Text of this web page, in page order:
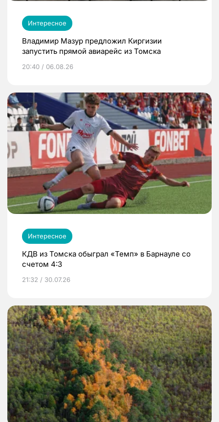
Интересное
Владимир Мазур предложил Киргизии
запустить прямой авиарейс из Томска
20:40 / 06.08.26
Интересное
КДВ из Томска обыграл «Темп» в Барнауле со
счетом 4:3
21:32 / 30.07.26